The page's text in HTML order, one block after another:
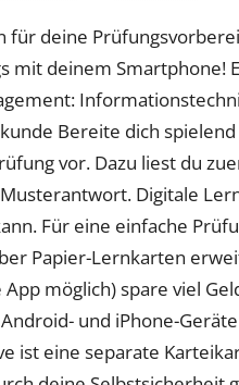
für deine
mit deinem Smartphone!
Bereite dich
vor. Dazu liest du
Digitale
Für eine einfache
Papier-Lernkarten
möglich) spare viel
und iPhone-
ist eine separate